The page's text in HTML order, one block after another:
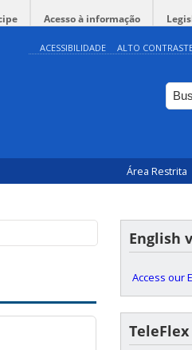
Acesso à informação
ACESSIBILIDADE ALTO
Área Restrita
English
Access our
TeleFlex